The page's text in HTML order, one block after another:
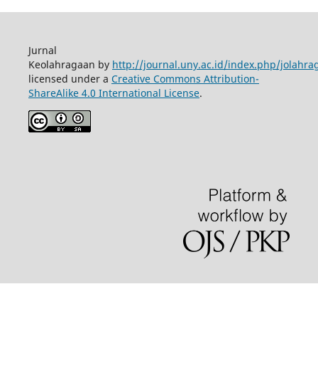
Jurnal
Keolahragaan by http://journal.uny.ac.id/index.php/
licensed under a Creative Commons Attribution-
ShareAlike 4.0 International License.